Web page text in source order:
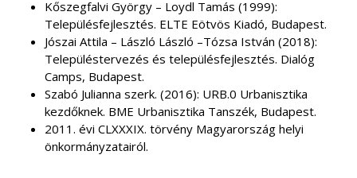
Kőszegfalvi György – Loydl Tamás (1999):
Településfejlesztés. ELTE Eötvös Kiadó, Budapest.
Jószai Attila – László László –Tózsa István (2018):
Településtervezés és településfejlesztés. Dialóg
Camps, Budapest.
Szabó Julianna szerk. (2016): URB.0 Urbanisztika
kezdőknek. BME Urbanisztika Tanszék, Budapest.
2011. évi CLXXXIX. törvény Magyarország helyi
önkormányzatairól.